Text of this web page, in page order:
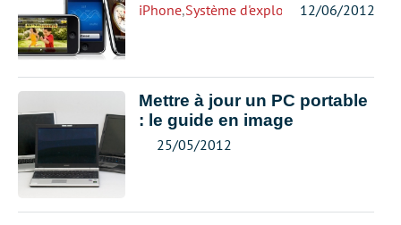
iPhone,Système d'exploitation12/06/2012
Mettre à jour un PC portable
: le guide en image
25/05/2012